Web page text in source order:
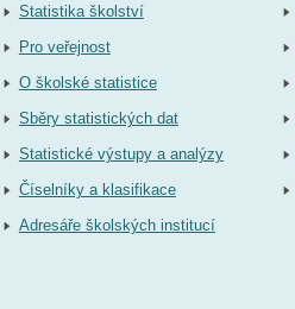
Statistika školství
Pro veřejnost
O školské statistice
Sběry statistických dat
Statistické výstupy a analýzy
Číselníky a klasifikace
Adresáře školských institucí